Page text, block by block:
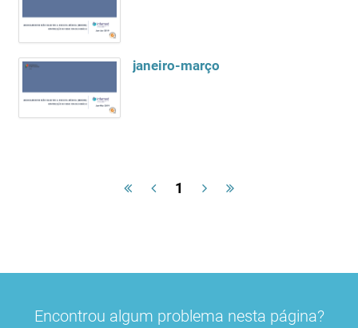
janeiro-março
1
Encontrou algum problema nesta página?